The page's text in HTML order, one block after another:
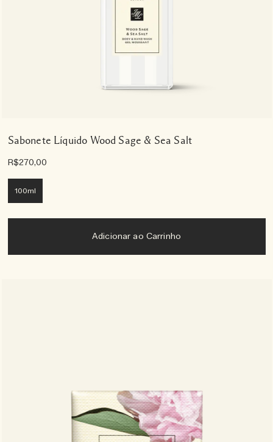
Sabonete Líquido Wood Sage & Sea Salt
R$270,00
100ml
Adicionar ao Carrinho